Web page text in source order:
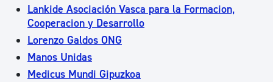
Lankide Asociación Vasca para la Formacion,
Cooperacion y Desarrollo
Lorenzo Galdos ONG
Manos Unidas
Medicus Mundi Gipuzkoa